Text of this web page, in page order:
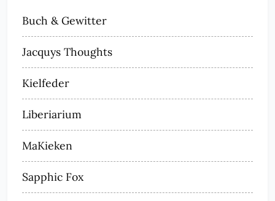
Buch & Gewitter
Jacquys Thoughts
Kielfeder
Liberiarium
MaKieken
Sapphic Fox